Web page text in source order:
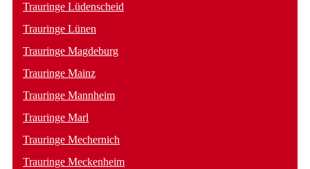
Trauringe Lüdenscheid
Trauringe Lünen
Trauringe Magdeburg
Trauringe Mainz
Trauringe Mannheim
Trauringe Marl
Trauringe Mechernich
Trauringe Meckenheim